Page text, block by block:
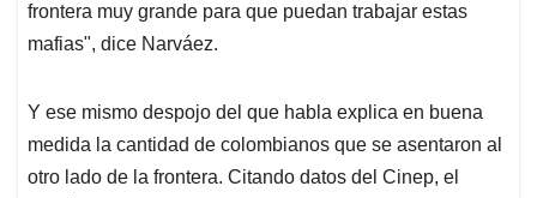
frontera muy grande para que puedan trabajar estas
mafias", dice Narváez.
Y ese mismo despojo del que habla explica en buena
medida la cantidad de colombianos que se asentaron al
otro lado de la frontera. Citando datos del Cinep, el